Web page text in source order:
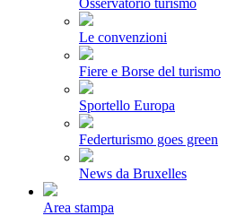
Osservatorio turismo
Le convenzioni
Fiere e Borse del turismo
Sportello Europa
Federturismo goes green
News da Bruxelles
Area stampa